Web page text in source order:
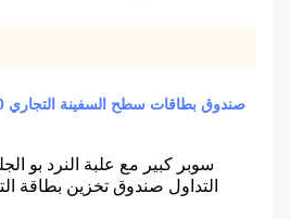
التداول صندوق تخزين